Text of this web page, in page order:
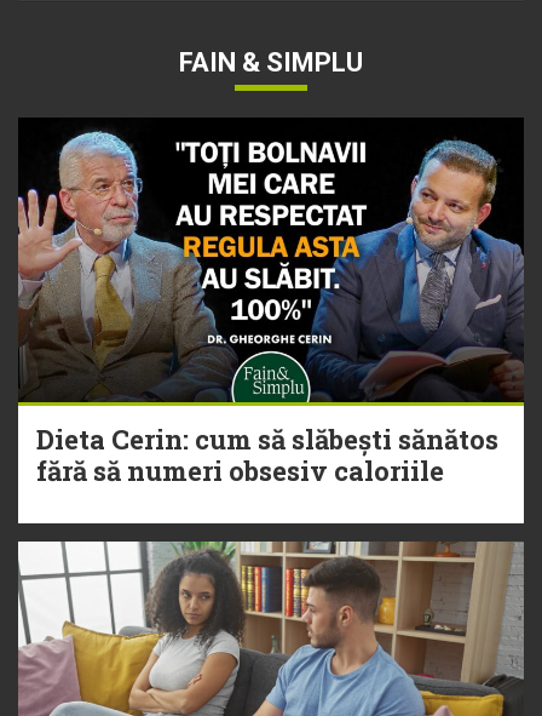
FAIN & SIMPLU
Dieta Cerin: cum să slăbești sănătos
fără să numeri obsesiv caloriile